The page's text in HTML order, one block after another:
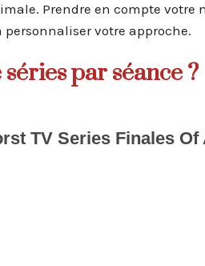
Prendre en compte votre
votre approche.
par séance ?